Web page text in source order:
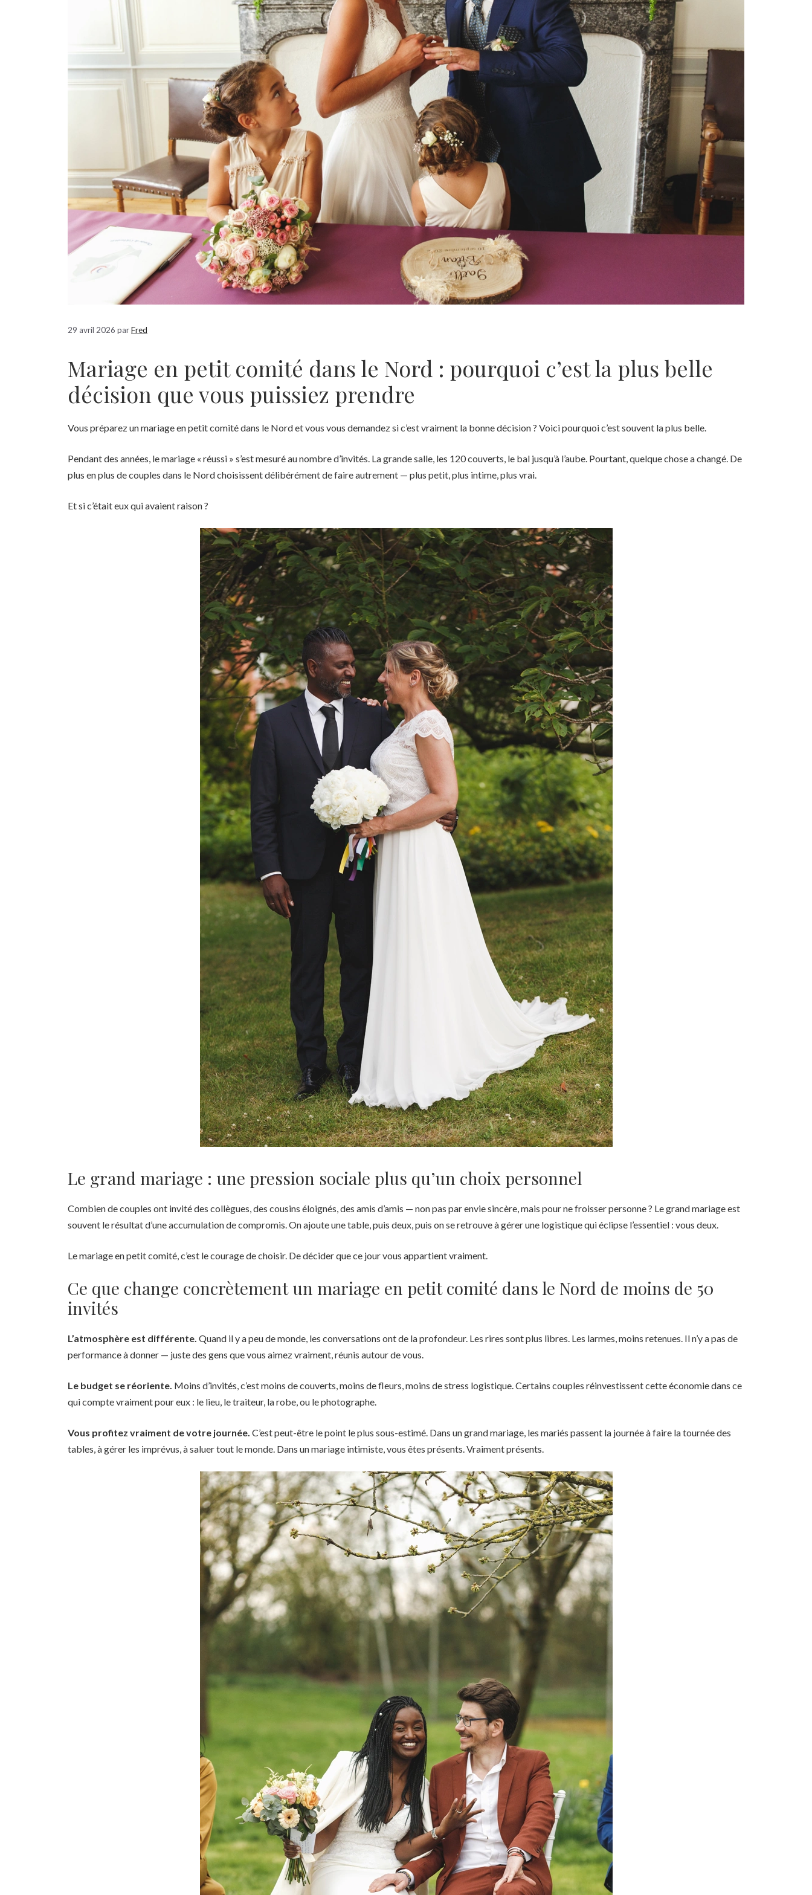
29 avril 2026 parFred
Mariage en petit comité dans le Nord : pourquoi c’est la plus belle
décision que vous puissiez prendre
Vous préparez un mariage en petit comité dans le Nord et vous vous demandez si c’est vraiment la bonne décision ? Voici pourquoi c’est souvent la plus belle.
Pendant des années, le mariage « réussi » s’est mesuré au nombre d’invités. La grande salle, les 120 couverts, le bal jusqu’à l’aube. Pourtant, quelque chose a changé. De
plus en plus de couples dans le Nord choisissent délibérément de faire autrement — plus petit, plus intime, plus vrai.
Et si c’était eux qui avaient raison ?
Le grand mariage : une pression sociale plus qu’un choix personnel
Combien de couples ont invité des collègues, des cousins éloignés, des amis d’amis — non pas par envie sincère, mais pour ne froisser personne ? Le grand mariage est
souvent le résultat d’une accumulation de compromis. On ajoute une table, puis deux, puis on se retrouve à gérer une logistique qui éclipse l’essentiel : vous deux.
Le mariage en petit comité, c’est le courage de choisir. De décider que ce jour vous appartient vraiment.
Ce que change concrètement un mariage en petit comité dans le Nord de moins de 50
invités
L’atmosphère est différente. Quand il y a peu de monde, les conversations ont de la profondeur. Les rires sont plus libres. Les larmes, moins retenues. Il n’y a pas de
performance à donner — juste des gens que vous aimez vraiment, réunis autour de vous.
Le budget se réoriente. Moins d’invités, c’est moins de couverts, moins de fleurs, moins de stress logistique. Certains couples réinvestissent cette économie dans ce
qui compte vraiment pour eux : le lieu, le traiteur, la robe, ou le photographe.
Vous profitez vraiment de votre journée. C’est peut-être le point le plus sous-estimé. Dans un grand mariage, les mariés passent la journée à faire la tournée des
tables, à gérer les imprévus, à saluer tout le monde. Dans un mariage intimiste, vous êtes présents. Vraiment présents.